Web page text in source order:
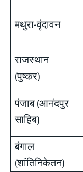
मथुरा-वृंदावन
राजस्थान
(पुष्कर)
पंजाब (आनंदपुर
साहिब)
बंगाल
(शांतिनिकेतन)